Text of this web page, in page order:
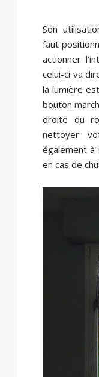
Son
faut
actionner
celui-ci va
la lumière
bouton
droite du
nettoyer
également
en cas de